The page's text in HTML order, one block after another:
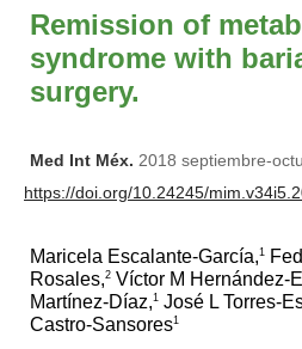
Remission of
syndrome with
surgery.
Med Int Méx. 2018 septiembre-
https://doi.org/10.24245/
Maricela Escalante-García,1
Rosales,2 Víctor M Hernández-
Martínez-Díaz,1 José L Torres-
Castro-Sansores1